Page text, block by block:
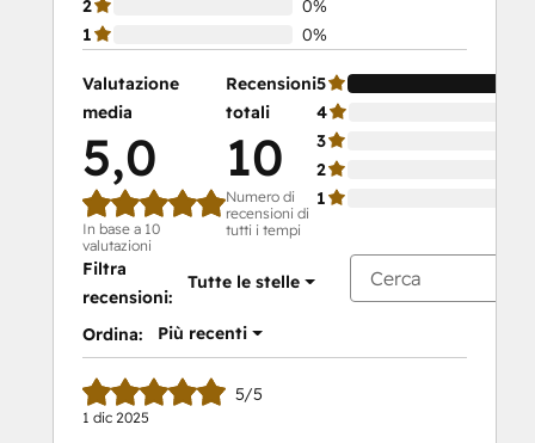
2
0%
1
0%
Valutazione
media
5,0
In base a 10
valutazioni
Recensioni
totali
10
Numero di
recensioni di
tutti i tempi
5
4
3
2
1
Filtra
recensioni:
Tutte le stelle
Ordina: Più recenti
5/5
1 dic 2025